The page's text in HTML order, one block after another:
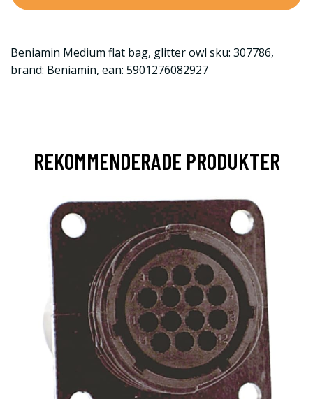
Beniamin Medium flat bag, glitter owl sku: 307786,
brand: Beniamin, ean: 5901276082927
REKOMMENDERADE PRODUKTER